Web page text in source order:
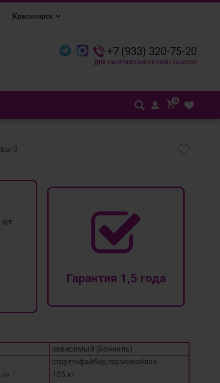
0
Красноярск
+7 (933) 320-75-20
0
шт.
Гарантия 1,5 года
зависимый (боннель)
струттофайбер,термовойлок
1
105 кг